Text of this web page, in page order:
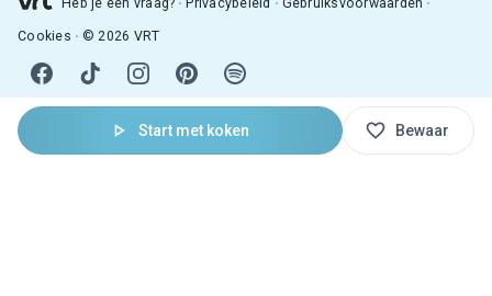
Start met koken Bewaar
Cookies © 2026 VRT